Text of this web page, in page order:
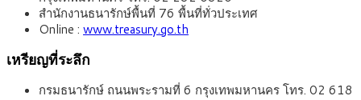
สำนักงานธนารักษ์พื้นที่ 76 พื้นที่ทั่วประเทศ
Online : www.treasury.go.th
เหรียญที่ระลึก
กรมธนารักษ์ ถนนพระรามที่ 6 กรุงเทพมหานคร โทร. 02 618